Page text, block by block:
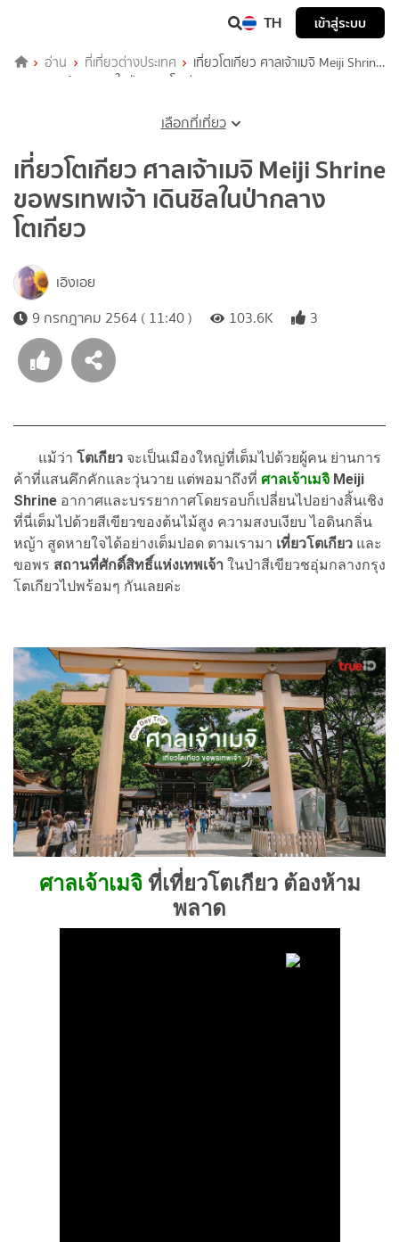
TH เข้าสู่ระบบ
อ่าน ที่เที่ยวต่างประเทศ
เที่ยวโตเกียว ศาลเจ้าเมจิ Meiji Shrine
ขอพรเทพเจ้า เดินชิลในป่ากลางโตเกียว
เลือกที่เที่ยว
เที่ยวโตเกียว ศาลเจ้าเมจิ Meiji Shrine
ขอพรเทพเจ้า เดินชิลในป่ากลาง
โตเกียว
เอิงเอย
9 กรกฎาคม 2564 ( 11:40 )
103.6K 3
แม้ว่า โตเกียว จะเป็นเมืองใหญ่ที่เต็มไปด้วยผู้คน ย่านการ
ค้าที่แสนคึกคักและวุ่นวาย แต่พอมาถึงที่ ศาลเจ้าเมจิ Meiji
Shrine อากาศและบรรยากาศโดยรอบก็เปลี่ยนไปอย่างสิ้นเชิง
ที่นี่เต็มไปด้วยสีเขียวของต้นไม้สูง ความสงบเงียบ ไอดินกลิ่น
หญ้า สูดหายใจได้อย่างเต็มปอด ตามเรามา เที่ยวโตเกียว และ
ขอพร สถานที่ศักดิ์สิทธิ์แห่งเทพเจ้า ในป่าสีเขียวชอุ่มกลางกรุง
โตเกียวไปพร้อมๆ กันเลยค่ะ
ศาลเจ้าเมจิ ที่เที่ยวโตเกียว ต้องห้าม
พลาด